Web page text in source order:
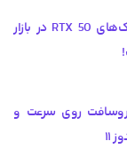
موج عجیب گرانی کارت گرافیک‌های RTX 50 در بازار
روی سرعت و
۱۱